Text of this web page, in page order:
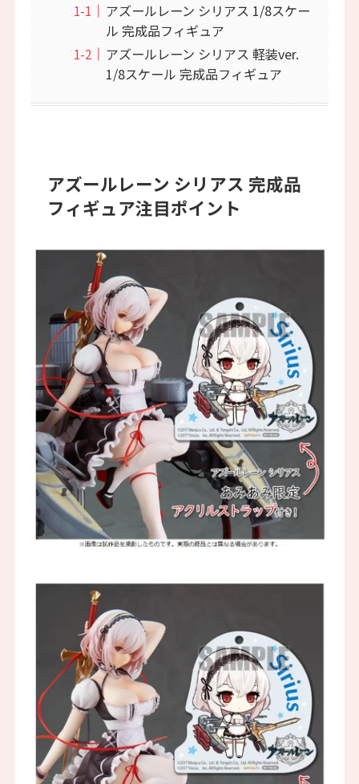
アズールレーン シリアス 1/8スケー
ル 完成品フィギュア
アズールレーン シリアス 軽装ver.
1/8スケール 完成品フィギュア
アズールレーン シリアス 完成品
フィギュア注目ポイント